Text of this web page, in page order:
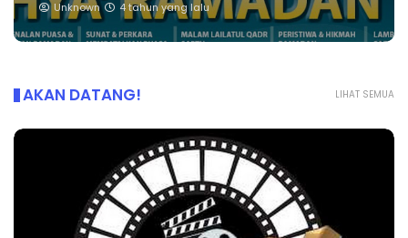
Unknown 4 tahun yang lalu
LIHAT SEMUA
AKAN DATANG!